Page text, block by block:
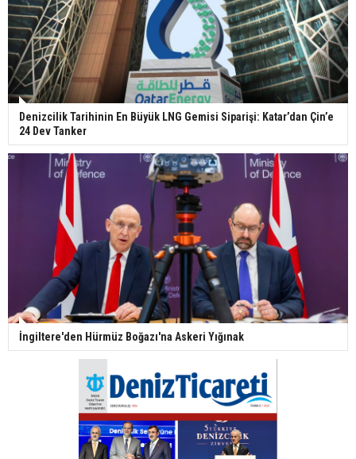
Denizcilik Tarihinin En Büyük LNG Gemisi Siparişi: Katar’dan Çin’e
24 Dev Tanker
İngiltere'den Hürmüz Boğazı'na Askeri Yığınak